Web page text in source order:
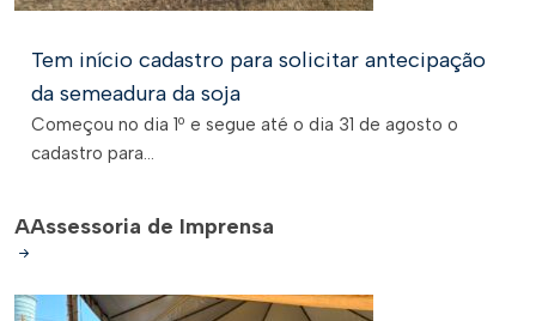
Tem início cadastro para solicitar antecipação
da semeadura da soja
Começou no dia 1º e segue até o dia 31 de agosto o
cadastro para...
AAssessoria de Imprensa